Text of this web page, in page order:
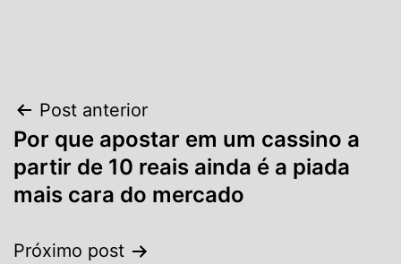
Navegação
de
Post
Post anterior
Por que apostar em um cassino a
partir de 10 reais ainda é a piada
mais cara do mercado
Próximo post